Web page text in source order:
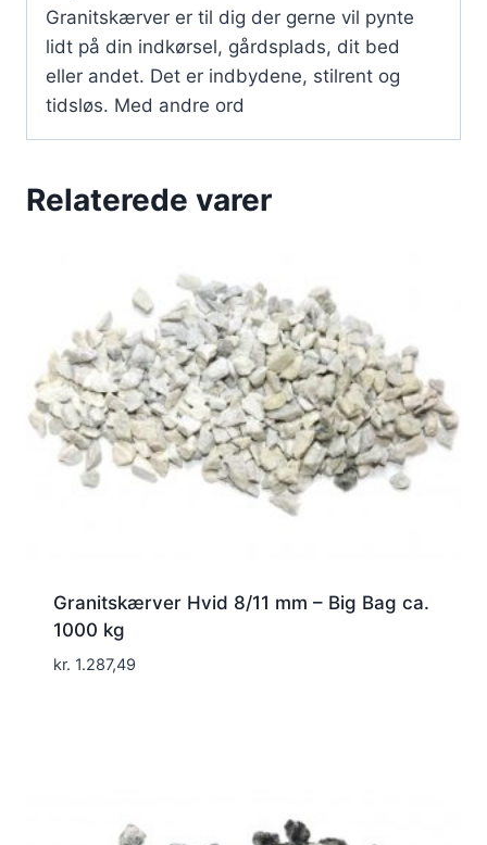
Granitskærver er til dig der gerne vil pynte
lidt på din indkørsel, gårdsplads, dit bed
eller andet. Det er indbydene, stilrent og
tidsløs. Med andre ord
Relaterede varer
Granitskærver Hvid 8/11 mm – Big Bag ca.
1000 kg
kr. 1.287,49